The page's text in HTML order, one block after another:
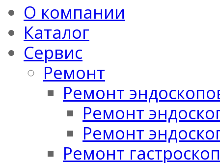
О компании
Каталог
Сервис
Ремонт
Ремонт
Ремонт
Ремонт
Ремонт